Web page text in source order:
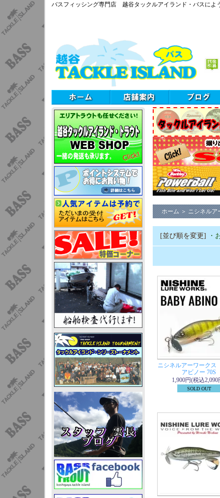
バスフィッシング専門店 越谷タックルアイランド・バスによ
ホーム ＞ ニシネルア
[並び順を変更] ・
ニシネルアーワーク
アビノー 70S
1,900円(税込2,090
SOLD OUT